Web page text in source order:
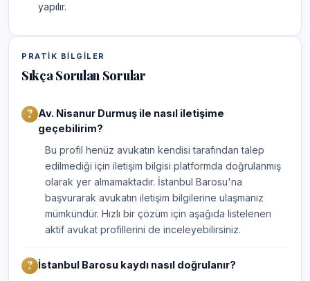
yapılır.
PRATIK BILGILER
Sıkça Sorulan Sorular
Av. Nisanur Durmuş ile nasıl iletişime
geçebilirim?
Bu profil henüz avukatın kendisi tarafından talep
edilmediği için iletişim bilgisi platformda doğrulanmış
olarak yer almamaktadır. İstanbul Barosu'na
başvurarak avukatın iletişim bilgilerine ulaşmanız
mümkündür. Hızlı bir çözüm için aşağıda listelenen
aktif avukat profillerini de inceleyebilirsiniz.
İstanbul Barosu kaydı nasıl doğrulanır?